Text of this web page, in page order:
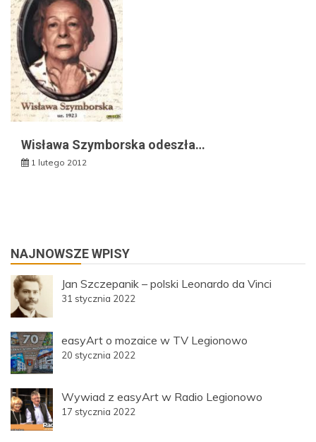
Wisława Szymborska odeszła…
1 lutego 2012
NAJNOWSZE WPISY
Jan Szczepanik – polski Leonardo da Vinci
31 stycznia 2022
easyArt o mozaice w TV Legionowo
20 stycznia 2022
Wywiad z easyArt w Radio Legionowo
17 stycznia 2022